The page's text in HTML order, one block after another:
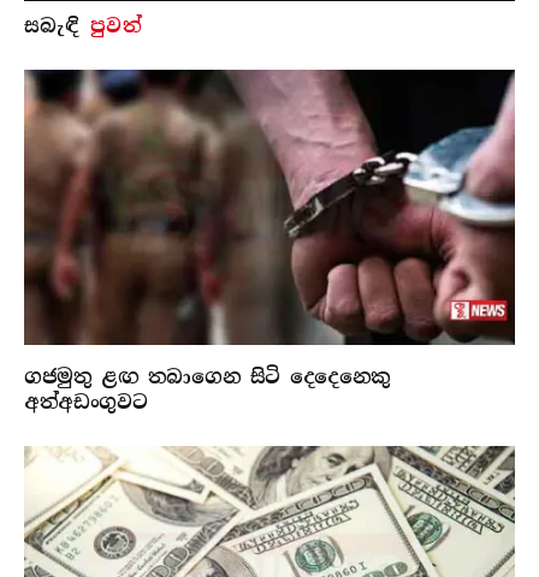
සබැ​ඳි පුවත්
ගජමුතු ළඟ තබාගෙන සිටි දෙදෙනෙකු
අත්අඩංගුවට